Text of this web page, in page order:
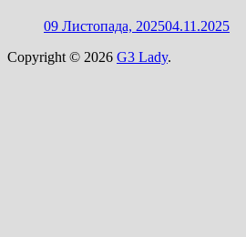
09 Листопада, 202504.11.2025
Copyright © 2026 G3 Lady.